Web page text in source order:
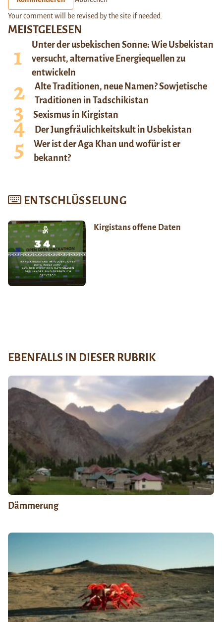
MEISTGELESEN
Unter der usbekischen Sonne: Wie Usbekistan
versucht, alternative Energiequellen zu
entwickeln
Alte Traditionen, neue Namen? Sowjetische
Traditionen in Tadschikistan
Sexismus in Kirgistan
Der Jungfräulichkeitskult in Usbekistan
Wer ist der Aga Khan und wofür ist er
bekannt?
ENTSCHLÜSSELUNG
Kirgistans offene Daten
Your comment will be revised by the site if needed.
EBENFALLS IN DIESER RUBRIK
Dämmerung